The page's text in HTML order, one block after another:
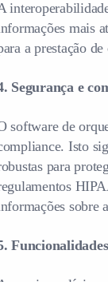
mais
a prestação
Segurança e
software de
Isto
para
sobre